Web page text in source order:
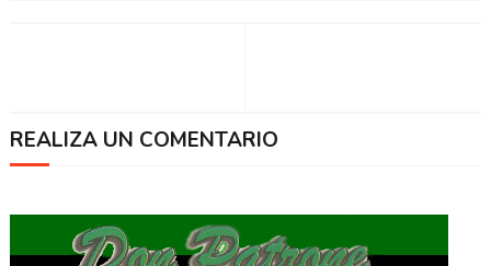
REALIZA UN COMENTARIO